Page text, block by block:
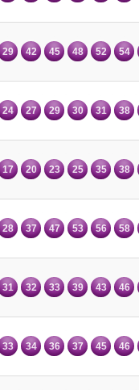
29 42 45 48 52 54
24 27 29 30 31 38
17 20 23 25 35 38
28 37 47 53 56 58
31 32 33 39 43 46
33 34 36 37 45 46